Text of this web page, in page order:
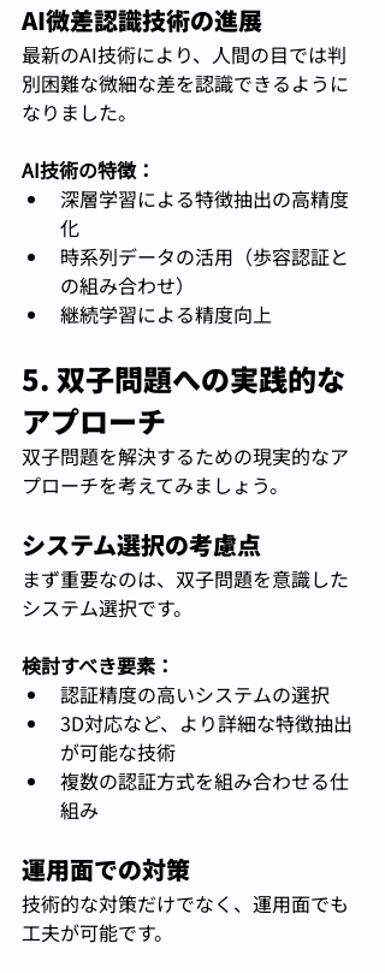
AI微差認識技術の進展
最新のAI技術により、人間の目では判
別困難な微細な差を認識できるように
なりました。
AI技術の特徴：
深層学習による特徴抽出の高精度
化
時系列データの活用（歩容認証と
の組み合わせ）
継続学習による精度向上
5. 双子問題への実践的な
アプローチ
双子問題を解決するための現実的なア
プローチを考えてみましょう。
システム選択の考慮点
まず重要なのは、双子問題を意識した
システム選択です。
検討すべき要素：
認証精度の高いシステムの選択
3D対応など、より詳細な特徴抽出
が可能な技術
複数の認証方式を組み合わせる仕
組み
運用面での対策
技術的な対策だけでなく、運用面でも
工夫が可能です。